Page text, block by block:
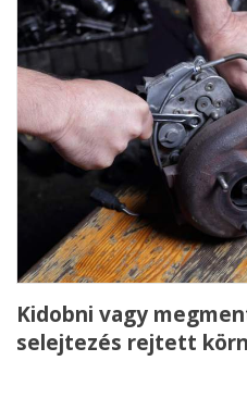
Kidobni vagy
selejtezés rejtett